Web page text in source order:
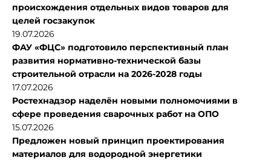
происхождения отдельных видов товаров для
целей госзакупок
19.07.2026
ФАУ «ФЦС» подготовило перспективный план
развития нормативно-технической базы
строительной отрасли на 2026-2028 годы
17.07.2026
Ростехнадзор наделён новыми полномочиями в
сфере проведения сварочных работ на ОПО
15.07.2026
Предложен новый принцип проектирования
материалов для водородной энергетики